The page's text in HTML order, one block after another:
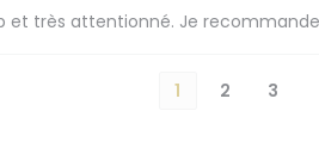
et très attentionné. Je
1 2 3